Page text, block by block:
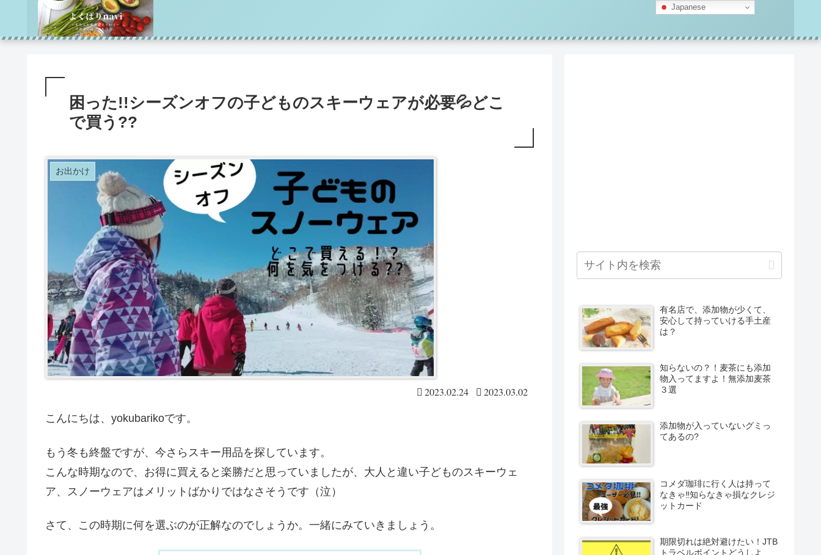
困った!!シーズンオフの子どものスキーウェアが必要💦どこ
で買う??
お出かけ
2023.02.24 2023.03.02
こんにちは、yokubarikoです。
もう冬も終盤ですが、今さらスキー用品を探しています。
こんな時期なので、お得に買えると楽勝だと思っていましたが、大人と違い子どものスキーウェ
ア、スノーウェアはメリットばかりではなさそうです（泣）
さて、この時期に何を選ぶのが正解なのでしょうか。一緒にみていきましょう。
有名店で、添加物が少くて、
安心して持っていける手土産
は？
知らないの？！麦茶にも添加
物入ってますよ！無添加麦茶
３選
添加物が入っていないグミっ
てあるの?
コメダ珈琲に行く人は持って
なきゃ‼知らなきゃ損なクレジ
ットカード
期限切れは絶対避けたい！JTB
トラベルポイントどうしよ
Japanese